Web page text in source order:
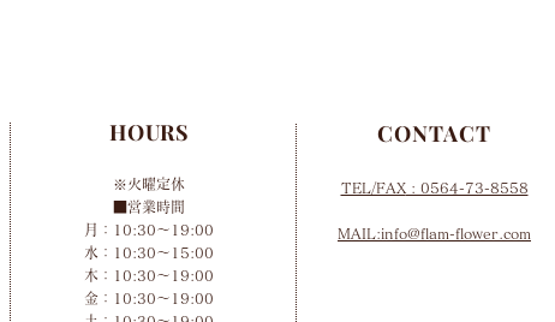
HOURS
※火曜定休
■営業時間
月：10:30～19:00
水：10:30～15:00
木：10:30～19:00
金：10:30～19:00
CONTACT
TEL/FAX: 0564-73-8558
MAIL:info@flam-flower.com